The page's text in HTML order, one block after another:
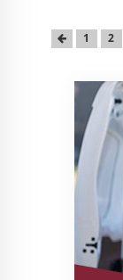
1 2